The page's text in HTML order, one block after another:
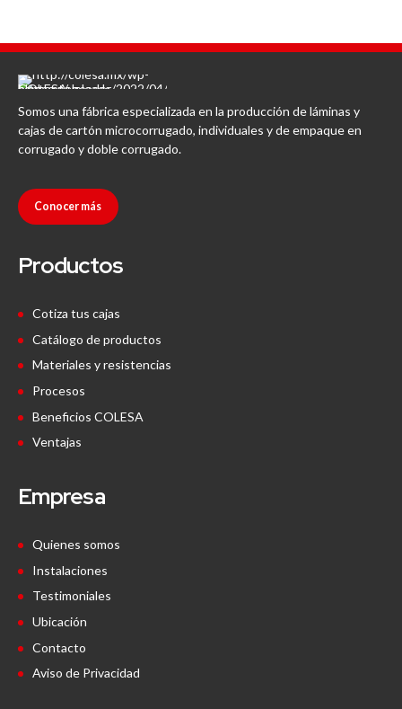
Somos una fábrica especializada en la producción de láminas y
cajas de cartón microcorrugado, individuales y de empaque en
corrugado y doble corrugado.
Conocer más
Productos
Cotiza tus cajas
Catálogo de productos
Materiales y resistencias
Procesos
Beneficios COLESA
Ventajas
Empresa
Quienes somos
Instalaciones
Testimoniales
Ubicación
Contacto
Aviso de Privacidad